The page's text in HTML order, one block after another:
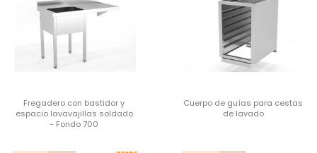
Fregadero con bastidor y
espacio lavavajillas soldado
- Fondo 700
Cuerpo de guías para cestas
de lavado